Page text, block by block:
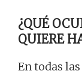
¿QUÉ
QUIERE
En todas